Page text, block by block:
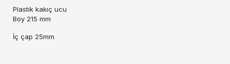
Plastik kakıç ucu
Boy 215 mm
İç çap 25mm